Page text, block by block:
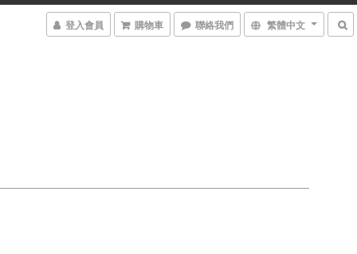
登入會員 購物車 聯絡我們 繁體中文